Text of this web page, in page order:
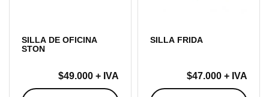
SILLA DE OFICINA
STON
$49.000 + IVA
SILLA FRIDA
$47.000 + IVA